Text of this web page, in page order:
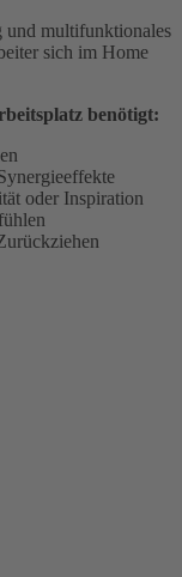
und multifunktionales
sich im Home
benötigt:
oder Inspiration